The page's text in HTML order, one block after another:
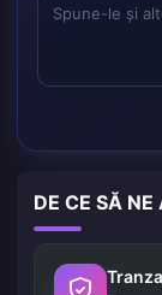
DE CE SĂ NE